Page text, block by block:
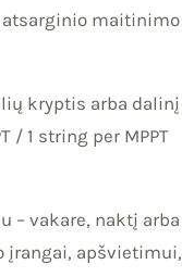
maitinimo
kryptis arba dalinį
/ 1 string per MPPT
– vakare, naktį arba
įrangai, apšvietimui,